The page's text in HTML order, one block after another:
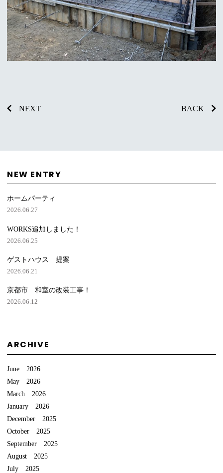
NEXT BACK
NEW ENTRY
ホームパーティ
2026.06.27
WORKS追加しました！
2026.06.25
ゲストハウス 提案
2026.06.21
京都市 和室の改装工事！
2026.06.12
ARCHIVE
June 2026
May 2026
March 2026
January 2026
December 2025
October 2025
September 2025
August 2025
July 2025